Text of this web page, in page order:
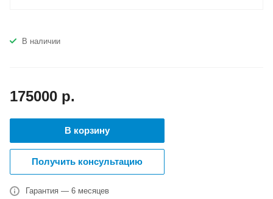
В наличии
175000 р.
В корзину
Получить консультацию
Гарантия — 6 месяцев